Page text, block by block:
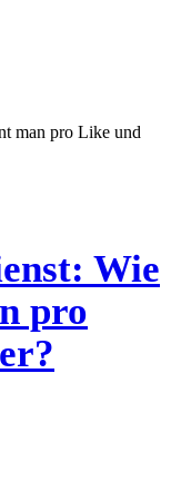
Wie
pro